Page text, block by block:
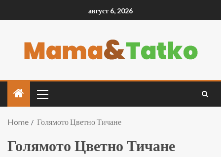
август 6, 2026
Home Голямото Цветно Тичане
Голямото Цветно Тичане